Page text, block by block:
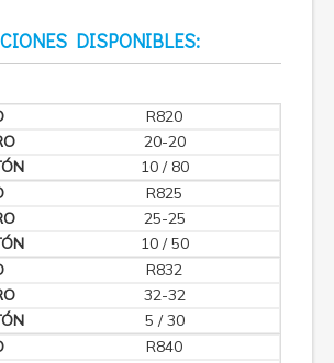
DISPONIBLES:
R820
20-20
10 / 80
R825
25-25
10 / 50
R832
32-32
5 / 30
R840